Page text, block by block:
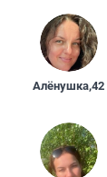
Алёнушка,42